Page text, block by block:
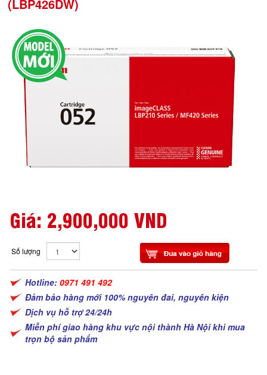
(LBP426DW)
Giá: 2,900,000 VND
Số lượng
Hotline: 0971 491 492
Đảm bảo hàng mới 100% nguyên đai, nguyên kiện
Dịch vụ hỗ trợ 24/24h
Miễn phí giao hàng khu vực nội thành Hà Nội khi mua
trọn bộ sản phẩm